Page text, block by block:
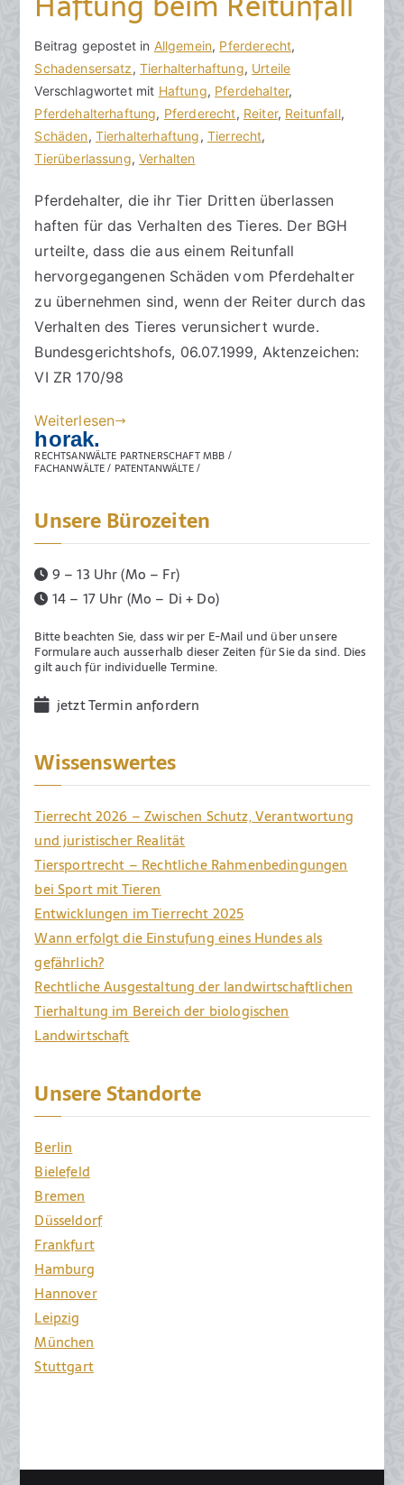
V
o
n
h
o
r
k
R
e
c
a
n
ä
l
t
B
e
i
t
r
a
v
e
r
ö
n
t
i
c
h
m
2
.
J
u
n
i
1
9
Beitrag gepostet in Allgemein, Pferderecht,
Schadensersatz, Tierhalterhaftung, Urteile
Verschlagwortet mit Haftung, Pferdehalter,
Pferdehalterhaftung, Pferderecht, Reiter, Reitunfall,
Schäden, Tierhalterhaftung, Tierrecht,
Tierüberlassung,Verhalten
K
e
i
n
e
K
m
m
e
n
e
zu
beim
Reitunfall
Pferdehalter, die ihr Tier Dritten überlassen
haften für das Verhalten des Tieres. Der BGH
urteilte, dass die aus einem Reitunfall
hervorgegangenen Schäden vom Pferdehalter
zu übernehmen sind, wenn der Reiter durch das
Verhalten des Tieres verunsichert wurde.
Bundesgerichtshofs, 06.07.1999, Aktenzeichen:
VI ZR 170/98
Weiterlesen
horak.
RECHTSANWÄLTE PARTNERSCHAFT MBB /
FACHANWÄLTE / PATENTANWÄLTE /
Unsere Bürozeiten
9 – 13 Uhr (Mo – Fr)
14 – 17 Uhr (Mo – Di + Do)
Bitte beachten Sie, dass wir per E-Mail und über unsere
Formulare auch ausserhalb dieser Zeiten für Sie da sind. Dies
gilt auch für individuelle Termine.
jetzt Termin anfordern
Wissenswertes
Tierrecht 2026 – Zwischen Schutz, Verantwortung
und juristischer Realität
Tiersportrecht – Rechtliche Rahmenbedingungen
bei Sport mit Tieren
Entwicklungen im Tierrecht 2025
Wann erfolgt die Einstufung eines Hundes als
gefährlich?
Rechtliche Ausgestaltung der landwirtschaftlichen
Tierhaltung im Bereich der biologischen
Landwirtschaft
Unsere Standorte
Berlin
Bielefeld
Bremen
Düsseldorf
Frankfurt
Hamburg
Hannover
Leipzig
München
Stuttgart